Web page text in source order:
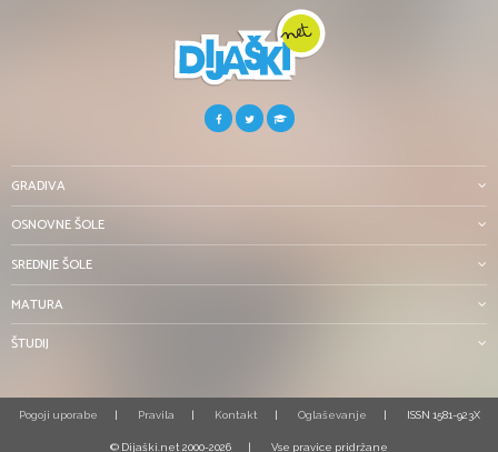
GRADIVA
OSNOVNE ŠOLE
SREDNJE ŠOLE
MATURA
ŠTUDIJ
Pogoji uporabe Pravila Kontakt Oglaševanje ISSN 1581-923X
© Dijaški.net 2000-2026 Vse pravice pridržane